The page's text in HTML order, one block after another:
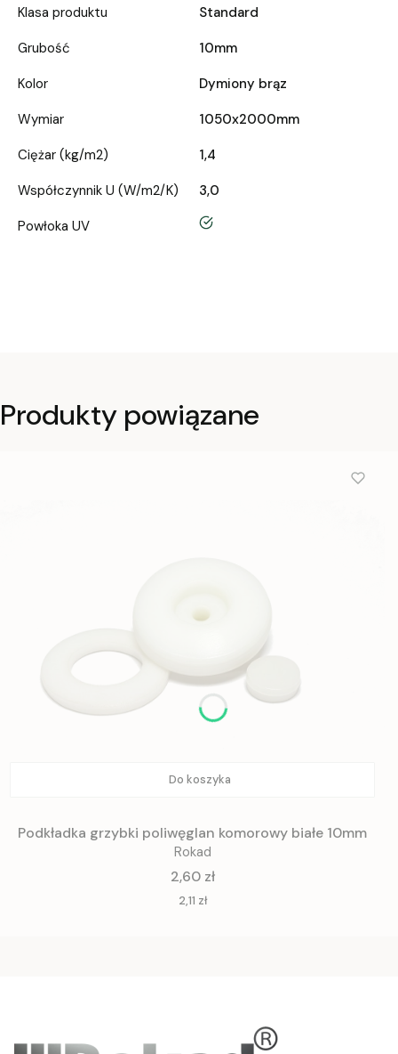
Klasa produktu
Standard
Grubość
10mm
Kolor
Dymiony brąz
Wymiar
1050x2000mm
Ciężar (kg/m2)
1,4
Współczynnik U (W/m2/K)
3,0
Powłoka UV
tak
Produkty powiązane
Do koszyka
Podkładka grzybki poliwęglan komorowy białe 10mm
Rokad
Cena
2,60 zł
Cena
2,11 zł